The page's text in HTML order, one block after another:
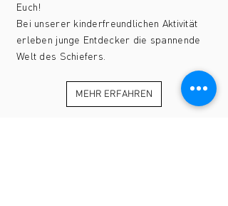
Euch!
Bei unserer kinderfreundlichen Aktivität
erleben junge Entdecker die spannende
Welt des Schiefers.
MEHR ERFAHREN